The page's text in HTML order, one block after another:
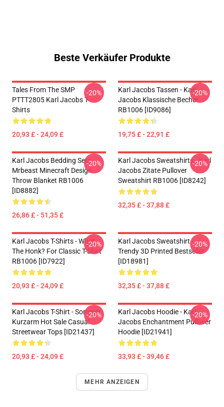
Beste Verkäufer Produkte
Tales From The SMP
PTTT2805 Karl Jacobs T-
Shirts
20,93 £ - 24,09 £
-20%
Karl Jacobs Tassen - Karl
Jacobs Klassische Becher
RB1006 [ID9086]
19,75 £ - 22,91 £
-20%
Karl Jacobs Bedding Sets -
Mrbeast Minecraft Design
Throw Blanket RB1006
[ID8882]
26,86 £ - 51,35 £
-20%
Karl Jacobs Sweatshirts - Karl
Jacobs Zitate Pullover
Sweatshirt RB1006 [ID8242]
32,35 £ - 37,88 £
-20%
Karl Jacobs T-Shirts - What
The Honk? For Classic T-Shirt
RB1006 [ID7922]
20,93 £ - 24,09 £
-20%
Karl Jacobs Sweatshirt -
Trendy 3D Printed Bestseller
[ID18981]
32,35 £ - 37,88 £
-20%
Karl Jacobs T-Shirt - Sommer
Kurzarm Hot Sale Casual
Streetwear Tops [ID21437]
20,93 £ - 24,09 £
-20%
Karl Jacobs Hoodie - Karl
Jacobs Enchantment Pullover
Hoodie [ID21941]
33,93 £ - 39,46 £
-20%
MEHR ANZEIGEN